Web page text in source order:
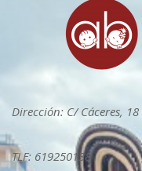
Dirección: C/ Cáceres,
TLF: 619250138